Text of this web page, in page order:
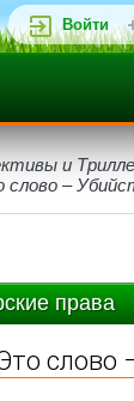
Войти
и
–
права
слово